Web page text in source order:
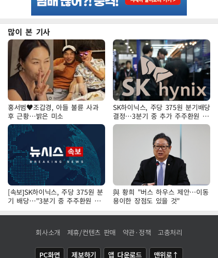
많이 본 기사
홍서범♥조갑경, 아들 불륜 사과
후 근황…밝은 미소
SK하이닉스, 주당 375원 분기배당
결정…3분기 중 추가 주주환원 발
표
[속보]SK하이닉스, 주당 375원 분
기 배당…"3분기 중 주주환원 방
안 확정"
與 황희 "버스 하우스 제안…이동
용이한 장점도 있을 것"
회사소개 제휴/컨텐츠 판매 약관·정책 고충처리
PC화면 제보하기 앱 다운로드 맨위로↑